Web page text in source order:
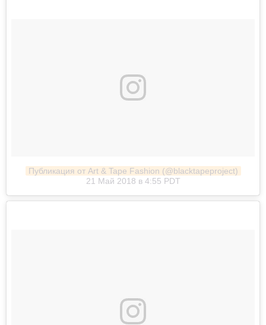
Публикация от Art & Tape Fashion (@blacktapeproject)
21 Май 2018 в 4:55 PDT